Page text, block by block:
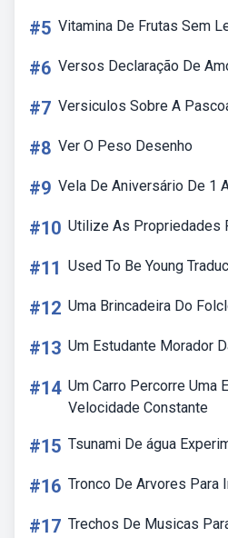
#5 Vitamina De Frutas Sem
#6 Versos Declaração De
#7 Versiculos Sobre A
#8 Ver O Peso Desenho
#9 Vela De Aniversário De 1
#10 Utilize As Propriedades
#11 Used To Be Young
#12 Uma Brincadeira Do
#13 Um Estudante Morador
#14 Um Carro Percorre Uma
Velocidade Constante
#15 Tsunami De água
#16 Tronco De Arvores Para
#17 Trechos De Musicas